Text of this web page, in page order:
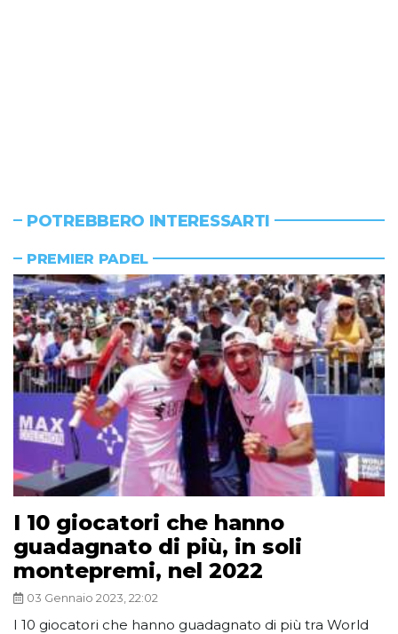
POTREBBERO INTERESSARTI
PREMIER PADEL
I 10 giocatori che hanno
guadagnato di più, in soli
montepremi, nel 2022
03 Gennaio 2023, 22:02
I 10 giocatori che hanno guadagnato di più tra World